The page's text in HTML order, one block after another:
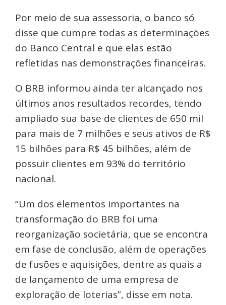
Por meio de sua assessoria, o banco só
disse que cumpre todas as determinações
do Banco Central e que elas estão
refletidas nas demonstrações financeiras.
O BRB informou ainda ter alcançado nos
últimos anos resultados recordes, tendo
ampliado sua base de clientes de 650 mil
para mais de 7 milhões e seus ativos de R$
15 bilhões para R$ 45 bilhões, além de
possuir clientes em 93% do território
nacional.
“Um dos elementos importantes na
transformação do BRB foi uma
reorganização societária, que se encontra
em fase de conclusão, além de operações
de fusões e aquisições, dentre as quais a
de lançamento de uma empresa de
exploração de loterias”, disse em nota.